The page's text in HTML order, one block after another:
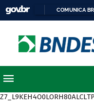
COMUNICA BR